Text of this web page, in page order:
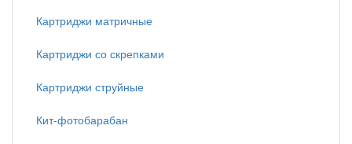
Картриджи матричные
Картриджи со скрепками
Картриджи струйные
Кит-фотобарабан